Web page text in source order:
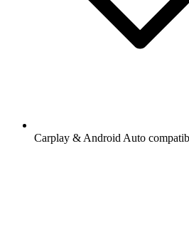
Carplay & Android Auto